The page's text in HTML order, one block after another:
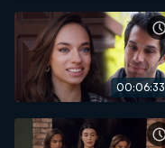
00:06:33